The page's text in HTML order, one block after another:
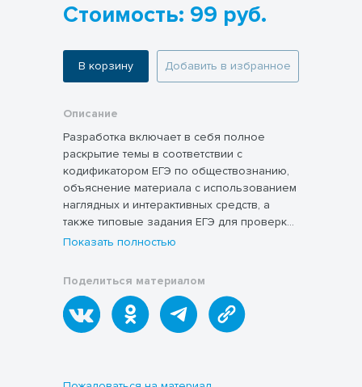
Стоимость: 99 руб.
В корзину Добавить в избранное
Описание
Разработка включает в себя полное
раскрытие темы в соответствии с
кодификатором ЕГЭ по обществознанию,
объяснение материала с использованием
наглядных и интерактивных средств, а
также типовые задания ЕГЭ для проверки
и закрепления темы.
Показать полностью
Поделиться материалом